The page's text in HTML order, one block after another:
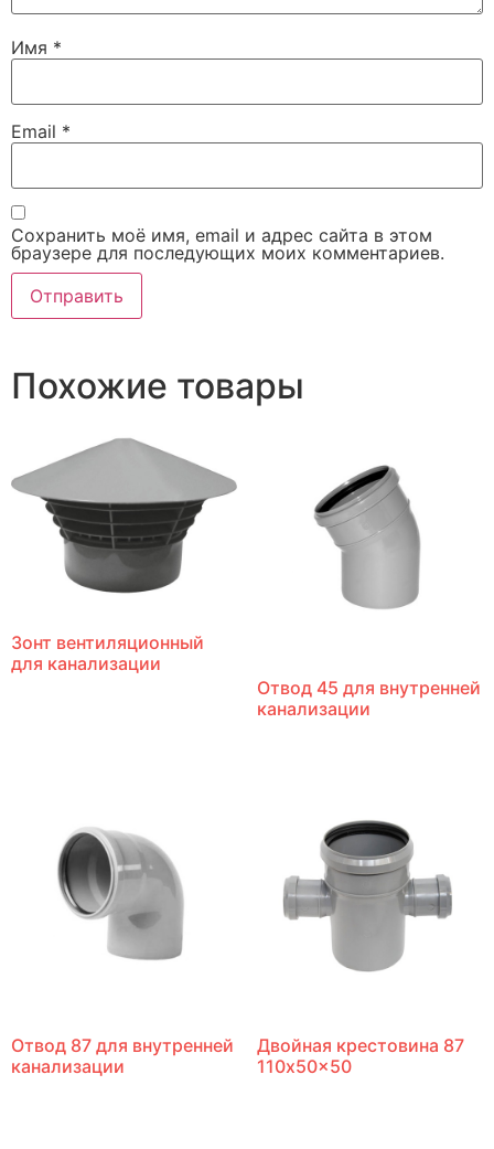
Имя *
Email *
Сохранить моё имя, email и адрес сайта в этом
браузере для последующих моих комментариев.
Похожие товары
Зонт вентиляционный
для канализации
Отвод 45 для внутренней
канализации
Отвод 87 для внутренней
канализации
Двойная крестовина 87
110x50x50